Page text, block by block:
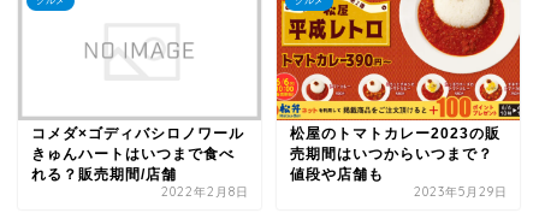
コメダ×ゴディバシロノワール
きゅんハートはいつまで食べ
れる？販売期間/店舗
2022年2月8日
松屋のトマトカレー2023の販
売期間はいつからいつまで？
値段や店舗も
2023年5月29日